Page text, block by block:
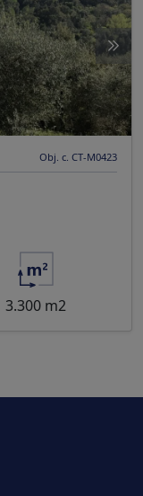
Obj. c. CT-M0423
3.300 m2